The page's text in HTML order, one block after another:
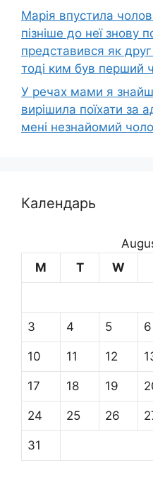
Марія впустила
пізніше до неї знову
представився як
тоді ким був перший
У речах мами я
вирішила поїхати за
мені незнайомий
Календарь
M
T W
3 4 5 6
10 11 12
17 18 19
24 25 26
31